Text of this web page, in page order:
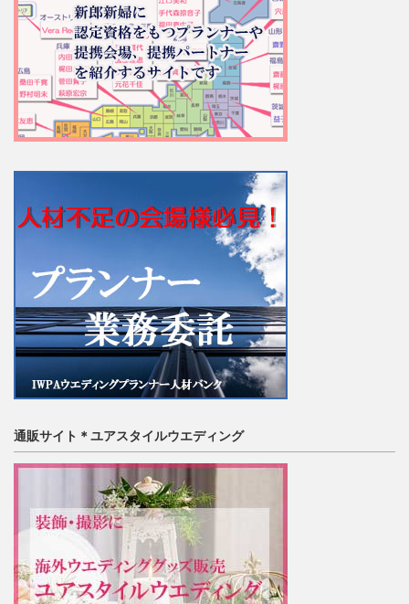
通販サイト＊ユアスタイルウエディング